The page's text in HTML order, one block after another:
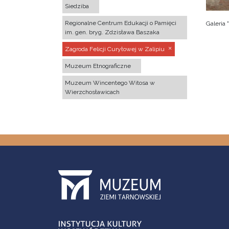
Siedziba
Regionalne Centrum Edukacji o Pamięci
im. gen. bryg. Zdzisława Baszaka
Zagroda Felicji Curyłowej w Zalipiu
Muzeum Etnograficzne
Muzeum Wincentego Witosa w
Wierzchosławicach
Galeria